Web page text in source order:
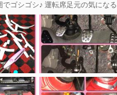
でゴシゴシ♪ 運転席足元の気にな